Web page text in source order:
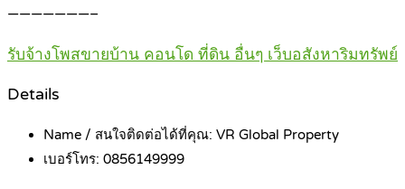
———————–
รับจ้างโพสขายบ้าน คอนโด ที่ดิน อื่นๆ เว็บอสังหาริมทรัพย์
Details
Name / สนใจติดต่อได้ที่คุณ: VR Global Property
เบอร์โทร: 0856149999